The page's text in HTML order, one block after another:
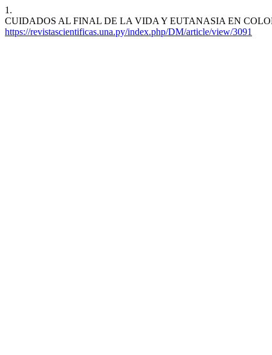
1.
CUIDADOS AL FINAL DE LA VIDA Y EUTANASIA EN
https://revistascientificas.una.py/index.php/DM/article/view/3091